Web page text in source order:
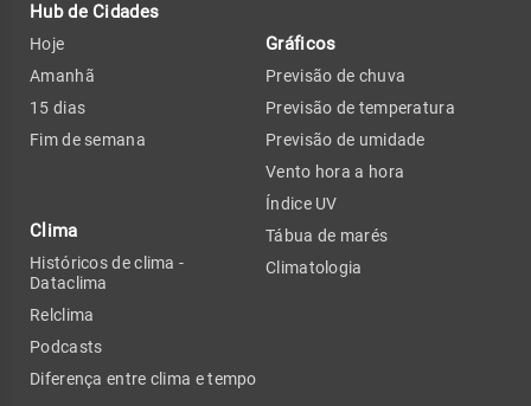
Hub de Cidades
Hoje
Amanhã
15 dias
Fim de semana
Clima
Históricos de clima -
Dataclima
Relclima
Podcasts
Diferença entre clima e tempo
Gráficos
Previsão de chuva
Previsão de temperatura
Previsão de umidade
Vento hora a hora
Índice UV
Tábua de marés
Climatologia